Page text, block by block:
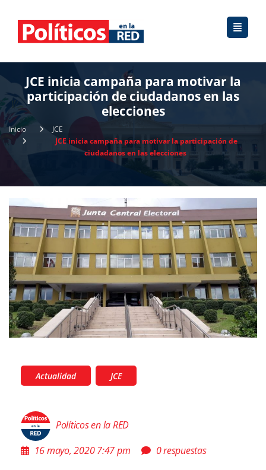
JCE inicia campaña para motivar la
participación de ciudadanos en las
elecciones
Inicio
JCE
JCE inicia campaña para motivar la participación de
ciudadanos en las elecciones
Actualidad JCE
Políticos en la RED
16 mayo, 2020 7:47 pm
0 respuestas